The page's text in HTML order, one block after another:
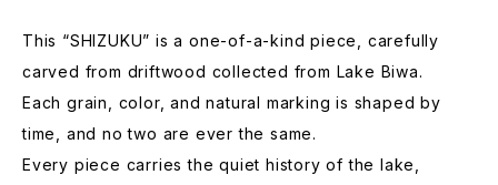
This “SHIZUKU” is a one-of-a-kind piece, carefully
carved from driftwood collected from Lake Biwa.
Each grain, color, and natural marking is shaped by
time, and no two are ever the same.
Every piece carries the quiet history of the lake,